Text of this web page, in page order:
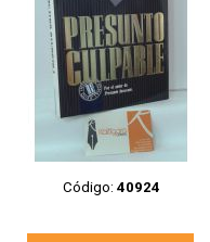
Código: 40924